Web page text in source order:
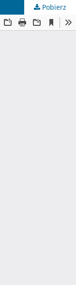
Pobierz